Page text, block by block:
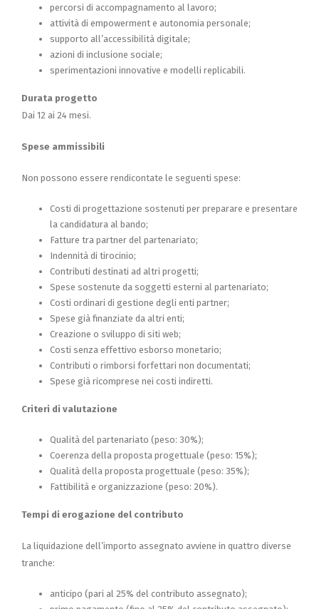
percorsi di accompagnamento al lavoro;
attività di empowerment e autonomia personale;
supporto all’accessibilità digitale;
azioni di inclusione sociale;
sperimentazioni innovative e modelli replicabili.
Durata progetto
Dai 12 ai 24 mesi.
Spese ammissibili
Non possono essere rendicontate le seguenti spese:
Costi di progettazione sostenuti per preparare e presentare
la candidatura al bando;
Fatture tra partner del partenariato;
Indennità di tirocinio;
Contributi destinati ad altri progetti;
Spese sostenute da soggetti esterni al partenariato;
Costi ordinari di gestione degli enti partner;
Spese già finanziate da altri enti;
Creazione o sviluppo di siti web;
Costi senza effettivo esborso monetario;
Contributi o rimborsi forfettari non documentati;
Spese già ricomprese nei costi indiretti.
Criteri di valutazione
Qualità del partenariato (peso: 30%);
Coerenza della proposta progettuale (peso: 15%);
Qualità della proposta progettuale (peso: 35%);
Fattibilità e organizzazione (peso: 20%).
Tempi di erogazione del contributo
La liquidazione dell’importo assegnato avviene in quattro diverse
tranche:
anticipo (pari al 25% del contributo assegnato);